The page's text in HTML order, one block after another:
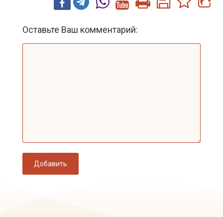
Оставьте Ваш комментарий:
Добавить